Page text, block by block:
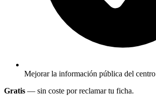
Mejorar la información pública del centro
Gratis — sin coste por reclamar tu ficha.